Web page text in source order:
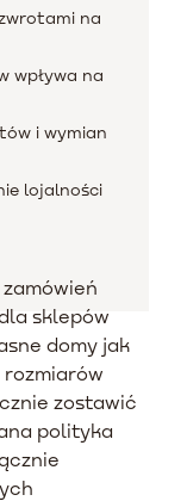
na
wpływa na
i wymian
lojalności
sklepów
domy jak
zostawić
polityka